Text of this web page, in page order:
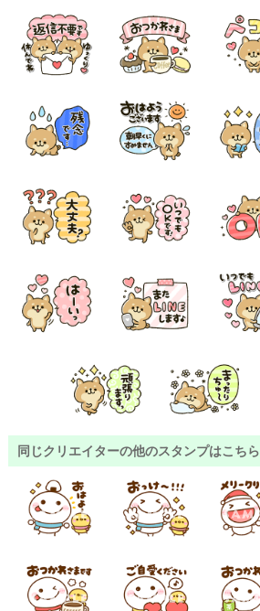
同じクリエイターの他のスタンプはこちら